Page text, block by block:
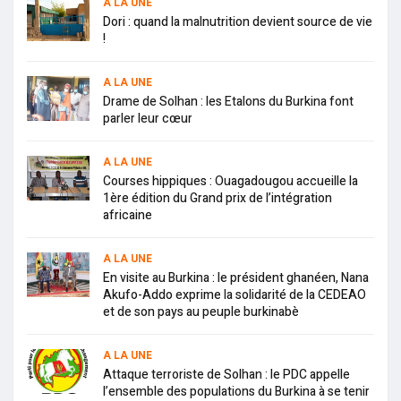
Dori : quand la malnutrition devient source de vie
!
A LA UNE
Drame de Solhan : les Etalons du Burkina font
parler leur cœur
A LA UNE
Courses hippiques : Ouagadougou accueille la
1ère édition du Grand prix de l’intégration
africaine
A LA UNE
En visite au Burkina : le président ghanéen, Nana
Akufo-Addo exprime la solidarité de la CEDEAO
et de son pays au peuple burkinabè
A LA UNE
Attaque terroriste de Solhan : le PDC appelle
l’ensemble des populations du Burkina à se tenir